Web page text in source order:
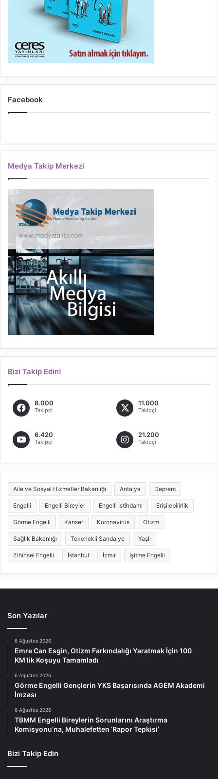
Facebook
Medya Takip Merkezi
Bizi Takip Edin!
8.000
Takipçi
11.000
Takipçi
6.420
Takipçi
21.200
Takipçi
Aile ve Sosyal Hizmetler Bakanlığı Antalya Deprem
Engelli Engelli Bireyler Engelli İstihdamı Erişilebilirlik
Görme Engelli Kanser Koronavirüs Otizm
Sağlık Bakanlığı Tekerlekli Sandalye Yaşlı
Zihinsel Engelli İstanbul İzmir İşitme Engelli
Son Yazılar
6 Ağustos 2026
Emre Can Esgin, Otizm Farkındalığı Yaratmak İçin 100
KM’lik Koşuyu Tamamladı
6 Ağustos 2026
Görme Engelli Gençlerin YKS Başarısında AGEM Akademi
İmzası
6 Ağustos 2026
TBMM Engelli Bireylerin Sorunlarını Araştırma
Komisyonu’na, Muhalefetten ‘Rapor Tepkisi’
Bizi Takip Edin